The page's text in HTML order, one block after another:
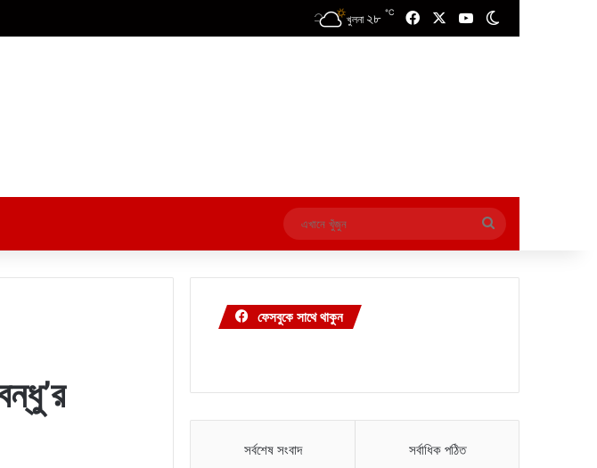
খুলনা ২৮ ℃ FacebookYouTube
এখানে
খুঁজুন
ফেসবুকে সাথে থাকুন
সর্বশেষ সংবাদ সর্বাধিক পঠিত